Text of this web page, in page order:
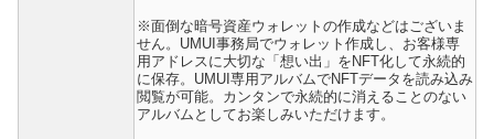
※面倒な暗号資産ウォレットの作成などはございま
せん。UMUI事務局でウォレット作成し、お客様専
用アドレスに大切な「想い出」をNFT化して永続的
に保存。UMUI専用アルバムでNFTデータを読み込み
閲覧が可能。カンタンで永続的に消えることのない
アルバムとしてお楽しみいただけます。